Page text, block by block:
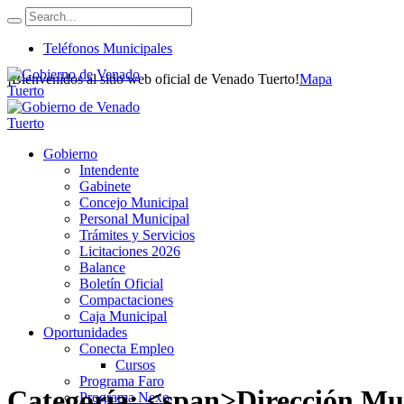
Teléfonos Municipales
¡Bienvenidos al sitio web oficial de Venado Tuerto!Mapa
Gobierno
Intendente
Gabinete
Concejo Municipal
Personal Municipal
Trámites y Servicios
Licitaciones 2026
Balance
Boletín Oficial
Compactaciones
Caja Municipal
Oportunidades
Conecta Empleo
Cursos
Programa Faro
Programa Nexo